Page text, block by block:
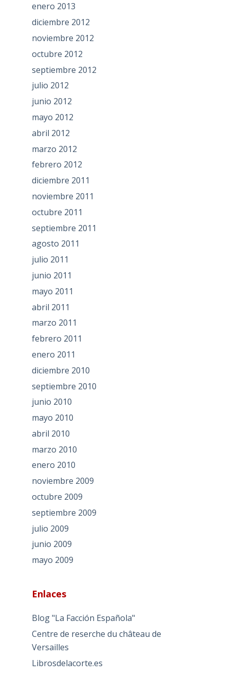
enero 2013
diciembre 2012
noviembre 2012
octubre 2012
septiembre 2012
julio 2012
junio 2012
mayo 2012
abril 2012
marzo 2012
febrero 2012
diciembre 2011
noviembre 2011
octubre 2011
septiembre 2011
agosto 2011
julio 2011
junio 2011
mayo 2011
abril 2011
marzo 2011
febrero 2011
enero 2011
diciembre 2010
septiembre 2010
junio 2010
mayo 2010
abril 2010
marzo 2010
enero 2010
noviembre 2009
octubre 2009
septiembre 2009
julio 2009
junio 2009
mayo 2009
Enlaces
Blog "La Facción Española"
Centre de reserche du château de
Versailles
Librosdelacorte.es